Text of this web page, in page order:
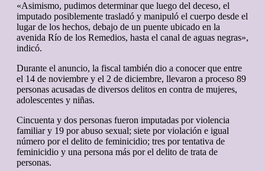
«Asimismo, pudimos determinar que luego del deceso, el
imputado posiblemente trasladó y manipuló el cuerpo desde el
lugar de los hechos, debajo de un puente ubicado en la
avenida Río de los Remedios, hasta el canal de aguas negras»,
indicó.
Durante el anuncio, la fiscal también dio a conocer que entre
el 14 de noviembre y el 2 de diciembre, llevaron a proceso 89
personas acusadas de diversos delitos en contra de mujeres,
adolescentes y niñas.
Cincuenta y dos personas fueron imputadas por violencia
familiar y 19 por abuso sexual; siete por violación e igual
número por el delito de feminicidio; tres por tentativa de
feminicidio y una persona más por el delito de trata de
personas.